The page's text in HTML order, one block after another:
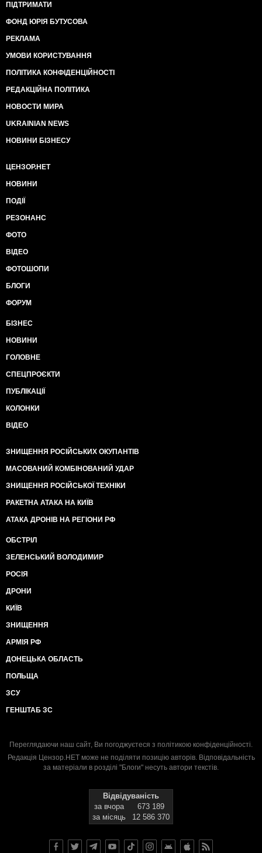
ПІДТРИМАТИ
ФОНД ЮРІЯ БУТУСОВА
РЕКЛАМА
УМОВИ КОРИСТУВАННЯ
ПОЛІТИКА КОНФІДЕНЦІЙНОСТІ
РЕДАКЦІЙНА ПОЛІТИКА
НОВОСТИ МИРА
UKRAINIAN NEWS
НОВИНИ БІЗНЕСУ
ЦЕНЗОР.НЕТ
НОВИНИ
ПОДІЇ
РЕЗОНАНС
ФОТО
ВІДЕО
ФОТОШОПИ
БЛОГИ
ФОРУМ
БІЗНЕС
НОВИНИ
ГОЛОВНЕ
СПЕЦПРОЄКТИ
ПУБЛІКАЦІЇ
КОЛОНКИ
ВІДЕО
ЗНИЩЕННЯ РОСІЙСЬКИХ ОКУПАНТІВ
МАСОВАНИЙ КОМБІНОВАНИЙ УДАР
ЗНИЩЕННЯ РОСІЙСЬКОЇ ТЕХНІКИ
РАКЕТНА АТАКА НА КИЇВ
АТАКА ДРОНІВ НА РЕГІОНИ РФ
ОБСТРІЛ
ЗЕЛЕНСЬКИЙ ВОЛОДИМИР
РОСІЯ
ДРОНИ
КИЇВ
ЗНИЩЕННЯ
АРМІЯ РФ
ДОНЕЦЬКА ОБЛАСТЬ
ПОЛЬЩА
ЗСУ
ГЕНШТАБ ЗС
Переглядаючи наш сайт, Ви погоджуєтеся з політикою конфіденційності.
Редакція Цензор.НЕТ може не поділяти позицію авторів. Відповідальність
за матеріали в розділі "Блоги" несуть автори текстів.
Відвідуваність
за вчора
673 189
за місяць
12 586 370